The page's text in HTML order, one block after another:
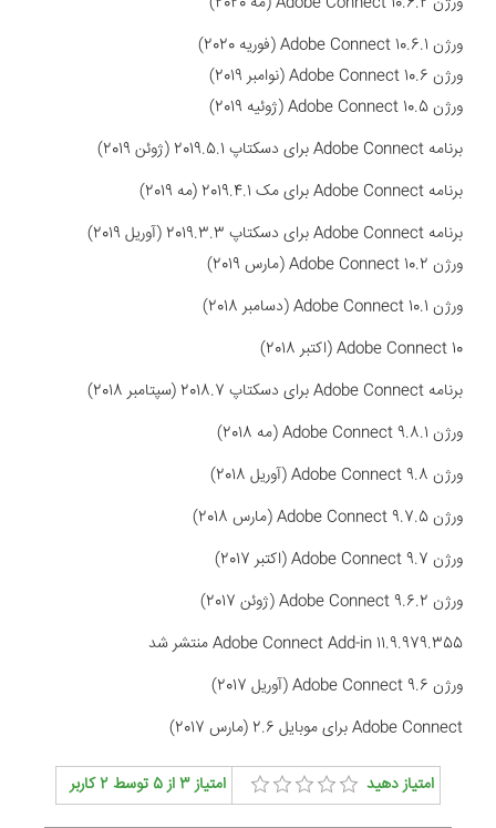
ورژن Adobe Connect 10.6.1 (فوریه 2020)
ورژن Adobe Connect 10.6 (نوامبر 2019)
ورژنAdobe Connect 10.5 (ژوئیه 2019)
برنامه Adobe Connect برای دسکتاپ 2019.5.1 (ژوئن 2019)
برنامه Adobe Connect برای مک 2019.4.1 (مه 2019)
برنامه Adobe Connect برای دسکتاپ 2019.3.3 (آوریل 2019)
ورژن Adobe Connect 10.2 (مارس 2019)
ورژن Adobe Connect 10.1 (دسامبر 2018)
Adobe Connect 10 (اکتبر 2018)
برنامه Adobe Connect برای دسکتاپ 2018.7 (سپتامبر 2018)
ورژن Adobe Connect 9.8.1 (مه 2018)
ورژن Adobe Connect 9.8 (آوریل 2018)
ورژنAdobe Connect 9.7.5 (مارس 2018)
ورژن Adobe Connect 9.7 (اکتبر 2017)
ورژن Adobe Connect 9.6.2 (ژوئن 2017)
Adobe Connect Add-in 11.9.979.355 منتشر شد
ورژن Adobe Connect 9.6 (آوریل 2017)
Adobe Connect برای موبایل 2.6 (مارس 2017)
امتیاز دهید امتیاز3از5 توسط2کاربر